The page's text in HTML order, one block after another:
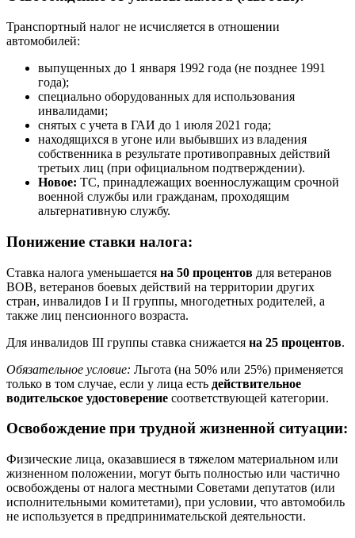
Транспортный налог не исчисляется в отношении
автомобилей:
выпущенных до 1 января 1992 года (не позднее 1991
года);
специально оборудованных для использования
инвалидами;
снятых с учета в ГАИ до 1 июля 2021 года;
находящихся в угоне или выбывших из владения
собственника в результате противоправных действий
третьих лиц (при официальном подтверждении).
Новое: ТС, принадлежащих военнослужащим срочной
военной службы или гражданам, проходящим
альтернативную службу.
Понижение ставки налога:
Ставка налога уменьшается на 50 процентов для ветеранов
ВОВ, ветеранов боевых действий на территории других
стран, инвалидов I и II группы, многодетных родителей, а
также лиц пенсионного возраста.
Для инвалидов III группы ставка снижается на 25 процентов.
Обязательное условие: Льгота (на 50% или 25%) применяется
только в том случае, если у лица есть действительное
водительское удостоверение соответствующей категории.
Освобождение при трудной жизненной ситуации:
Физические лица, оказавшиеся в тяжелом материальном или
жизненном положении, могут быть полностью или частично
освобождены от налога местными Советами депутатов (или
исполнительными комитетами), при условии, что автомобиль
не используется в предпринимательской деятельности.